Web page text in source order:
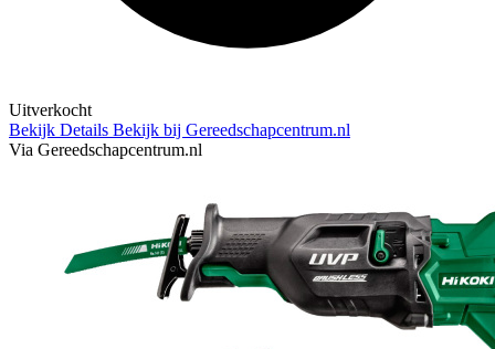
Uitverkocht
Bekijk Details Bekijk bij Gereedschapcentrum.nl
Via Gereedschapcentrum.nl